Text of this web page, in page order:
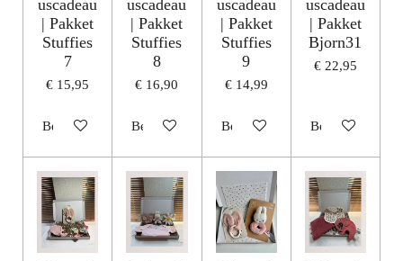
uscadeau
| Pakket
Stuffies
7
€ 15,95
Bekijk details
uscadeau
| Pakket
Stuffies
8
€ 16,90
Bekijk details
uscadeau
| Pakket
Stuffies
9
€ 14,99
Bekijk details
uscadeau
| Pakket
Bjorn31
€ 22,95
Bekijk details